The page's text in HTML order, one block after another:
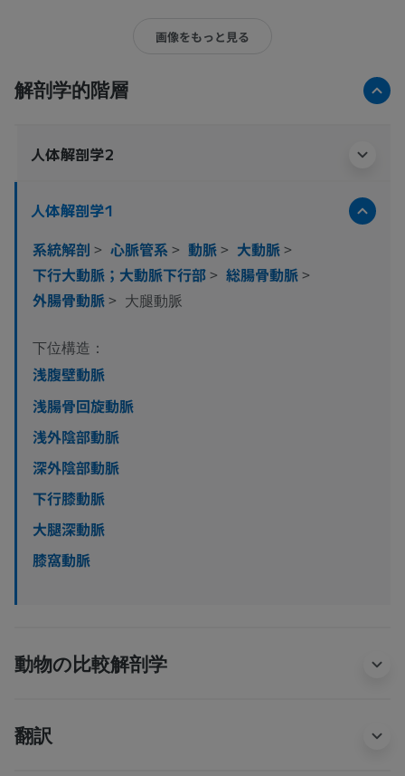
画像をもっと見る
解剖学的階層
人体解剖学2
人体解剖学1
系統解剖 > 心脈管系> 動脈> 大動脈>
下行大動脈；大動脈下行部> 総腸骨動脈>
外腸骨動脈> 大腿動脈
下位構造：
浅腹壁動脈
浅腸骨回旋動脈
浅外陰部動脈
深外陰部動脈
下行膝動脈
大腿深動脈
膝窩動脈
動物の比較解剖学
翻訳